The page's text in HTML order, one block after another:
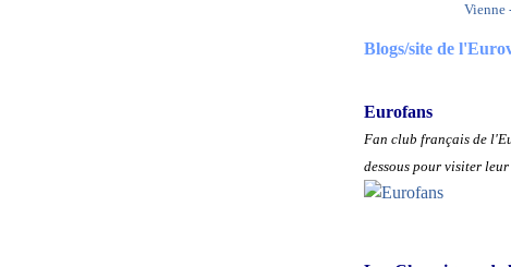
Vienne
Blogs/site de
Eurofans
Fan club français de
dessous pour visiter